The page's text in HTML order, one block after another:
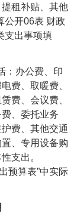
租补贴、其他
公开06表 财政
支出事项填
办公费、印
费、取暖费、
费、会议费、
、委托业务
费、其他交通
、专用设备购
支出。
预算表”中实际